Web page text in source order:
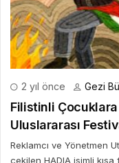
2 yıl önce Gezi
Filistinli Çocuklara
Uluslararası
Reklamcı ve Yönetmen
çekilen HADIA isimli